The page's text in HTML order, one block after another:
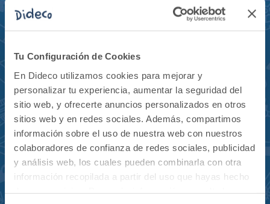
Tu Configuración de Cookies
En Dideco utilizamos cookies para mejorar y
personalizar tu experiencia, aumentar la seguridad del
sitio web, y ofrecerte anuncios personalizados en otros
sitios web y en redes sociales. Además, compartimos
información sobre el uso de nuestra web con nuestros
colaboradores de confianza de redes sociales, publicidad
y análisis web, los cuales pueden combinarla con otra
información recopilada a partir del uso que hayas hecho